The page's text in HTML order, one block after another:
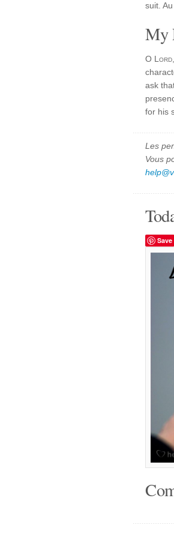
suit.
My
O Lord
ask
for his
Les
Vous
Save